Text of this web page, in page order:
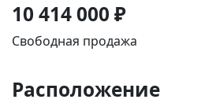
10 414 000 ₽
Свободная продажа
Расположение